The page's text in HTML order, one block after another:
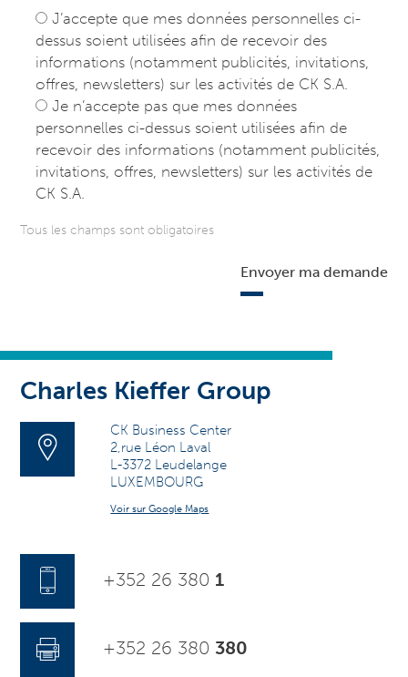
Charles Kieffer Group
CK Business Center
2,rue Léon Laval
L-3372 Leudelange
LUXEMBOURG
Voir sur Google Maps
+352 26 380 1
+352 26 380 380
J’accepte que mes données personnelles ci-
dessus soient utilisées afin de recevoir des
informations (notamment publicités, invitations,
offres, newsletters) sur les activités de CK S.A.
Je n’accepte pas que mes données
personnelles ci-dessus soient utilisées afin de
recevoir des informations (notamment publicités,
invitations, offres, newsletters) sur les activités de
CK S.A.
Tous les champs sont obligatoires
Envoyer ma demande